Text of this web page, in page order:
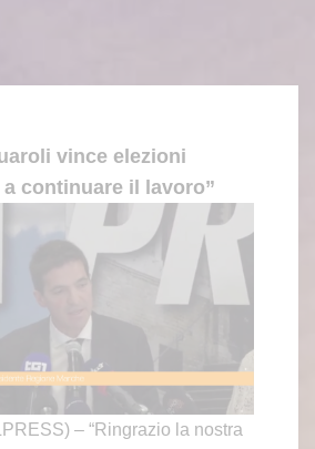
vince elezioni
continuare il lavoro”
– “Ringrazio la nostra